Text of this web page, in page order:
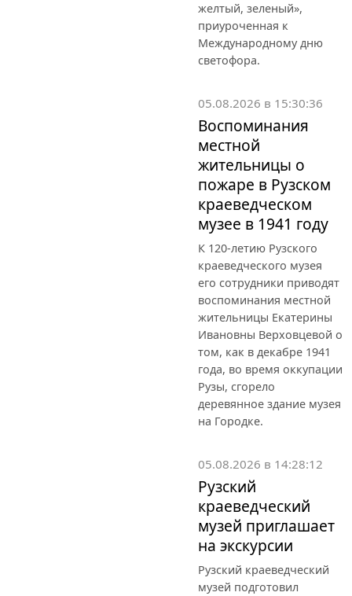
желтый, зеленый»,
приуроченная к
Международному дню
светофора.
05.08.2026 в 15:30:36
Воспоминания
местной
жительницы о
пожаре в Рузском
краеведческом
музее в 1941 году
К 120-летию Рузского
краеведческого музея
его сотрудники приводят
воспоминания местной
жительницы Екатерины
Ивановны Верховцевой о
том, как в декабре 1941
года, во время оккупации
Рузы, сгорело
деревянное здание музея
на Городке.
05.08.2026 в 14:28:12
Рузский
краеведческий
музей приглашает
на экскурсии
Рузский краеведческий
музей подготовил